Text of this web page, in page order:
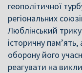
геополітичної
регіональних
Люблінський
історичну
оборону його
реагувати на